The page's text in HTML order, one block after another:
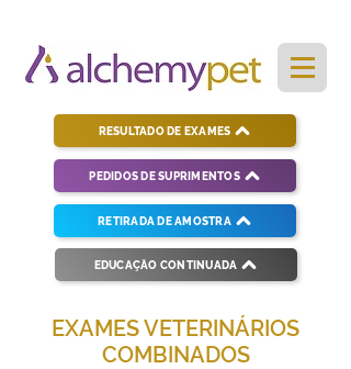
PEDIDOS DE SUPRIMENTOS
RESULTADO DE EXAMES
RETIRADA DE AMOSTRA
EDUCAÇÃO CONTINUADA
EXAMES VETERINÁRIOS
COMBINADOS